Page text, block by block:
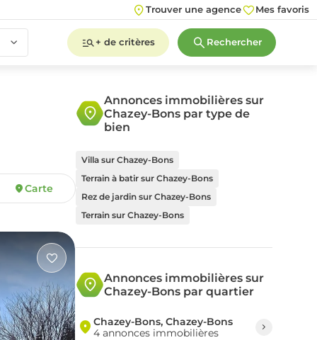
Trouver une agence Mes favoris
5+
2 3 4 5+
+ de critères Rechercher
Carte
Annonces immobilières sur
Chazey-Bons par type de
bien
Villa sur Chazey-Bons
Terrain à batir sur Chazey-Bons
Rez de jardin sur Chazey-Bons
Terrain sur Chazey-Bons
Annonces immobilières sur
Chazey-Bons par quartier
Chazey-Bons, Chazey-Bons
4 annonces immobilières